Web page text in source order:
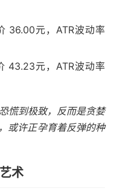
36.00元，ATR波动率
43.23元，ATR波动率
慌到极致，反而是贪婪
或许正孕育着反弹的种
术